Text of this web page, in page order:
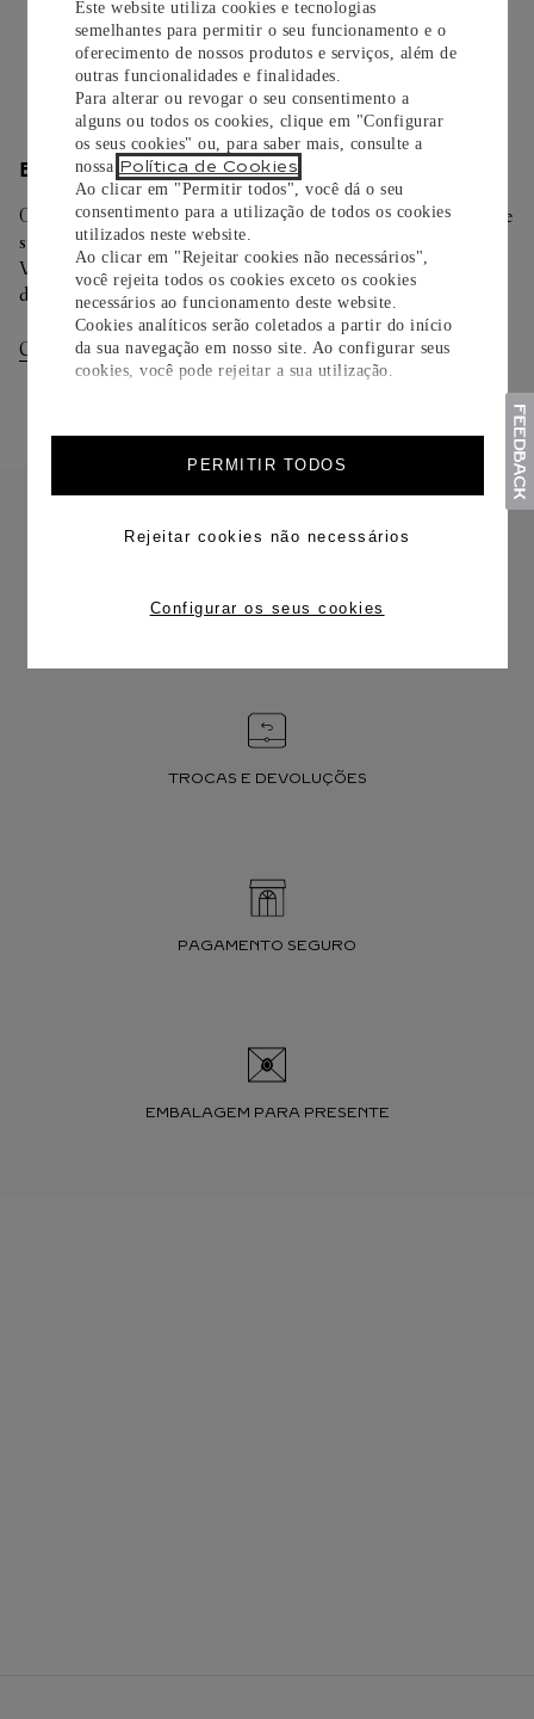
Este website utiliza cookies e tecnologias
semelhantes para permitir o seu funcionamento e o
oferecimento de nossos produtos e serviços, além de
outras funcionalidades e finalidades.
Para alterar ou revogar o seu consentimento a
alguns ou todos os cookies, clique em "Configurar
os seus cookies" ou, para saber mais, consulte a
nossa Política de Cookies
Ao clicar em "Permitir todos", você dá o seu
consentimento para a utilização de todos os cookies
utilizados neste website.
Ao clicar em "Rejeitar cookies não necessários",
você rejeita todos os cookies exceto os cookies
necessários ao funcionamento deste website.
Cookies analíticos serão coletados a partir do início
da sua navegação em nosso site. Ao configurar seus
cookies, você pode rejeitar a sua utilização.
PERMITIR TODOS
Rejeitar cookies não necessários
Configurar os seus cookies
Saiba mais
ENTREGA/DEVOLUÇÃO
Oferecemos diferentes opções de entrega. Selecione o envio de
sua preferência na finalização de seu pedido.
Você pode trocar ou devolver sua criação Cartier em até 30
dias.
Consultar Entregas Consultar Devoluções
FRETE CORTESIA
TROCAS E DEVOLUÇÕES
PAGAMENTO SEGURO
EMBALAGEM PARA PRESENTE